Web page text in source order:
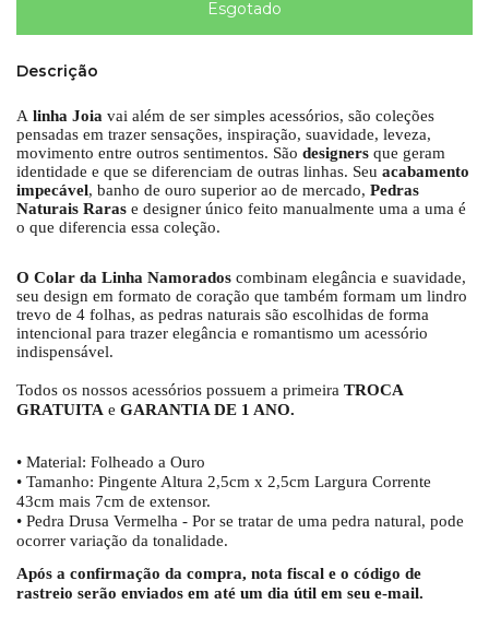
Descrição
A linha Joia vai além de ser simples acessórios, são coleções
pensadas em trazer sensações, inspiração, suavidade, leveza,
movimento entre outros sentimentos. São designers que geram
identidade e que se diferenciam de outras linhas. Seu acabamento
impecável, banho de ouro superior ao de mercado, Pedras
Naturais Raras e designer único feito manualmente uma a uma é
o que diferencia essa coleção.
O Colar da Linha Namorados combinam elegância e suavidade,
seu design em formato de coração que também formam um lindro
trevo de 4 folhas, as pedras naturais são escolhidas de forma
intencional para trazer elegância e romantismo um acessório
indispensável.
Todos os nossos acessórios possuem a primeira TROCA
GRATUITA e GARANTIA DE 1 ANO.
• Material: Folheado a Ouro
• Tamanho: Pingente Altura 2,5cm x 2,5cm Largura Corrente
43cm mais 7cm de extensor.
• Pedra Drusa Vermelha - Por se tratar de uma pedra natural, pode
ocorrer variação da tonalidade.
Após a confirmação da compra, nota fiscal e o código de
rastreio serão enviados em até um dia útil em seu e-mail.